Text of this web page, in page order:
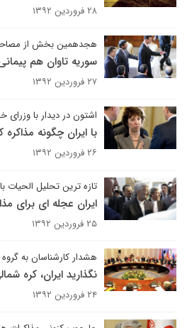
۲۸ فروردین ۱۳۹۲
هجدهمین بخش از
سوریه تاوان هم
۲۷ فروردین ۱۳۹۲
اشتون در دیدار با وزرای خارجه
با ایران چگونه مذاکره
۲۶ فروردین ۱۳۹۲
تازه ترین تحلیل الحیات
ایران عجله ای برای
۲۵ فروردین ۱۳۹۲
هشدار کارشناسان به گروه 1+5
نگذارید ایران، کره
۲۴ فروردین ۱۳۹۲